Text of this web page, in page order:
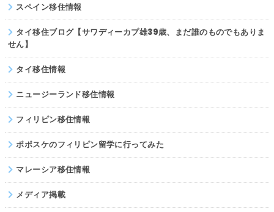
スペイン移住情報
タイ移住ブログ【サワディーカプ雄39歳、まだ誰のものでもありま
せん】
タイ移住情報
ニュージーランド移住情報
フィリピン移住情報
ポポスケのフィリピン留学に行ってみた
マレーシア移住情報
メディア掲載